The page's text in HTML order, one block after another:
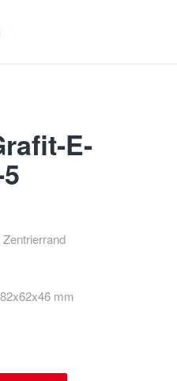
E-
mm